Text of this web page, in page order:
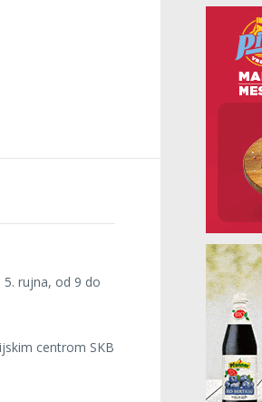
rujna, od 9 do
centrom SKB